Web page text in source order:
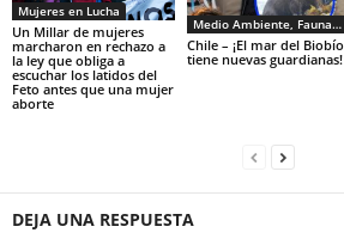
Mujeres en Lucha
Un Millar de mujeres
marcharon en rechazo a
la ley que obliga a
escuchar los latidos del
Feto antes que una mujer
aborte
Medio Ambiente, Fauna y Sociedad
Chile – ¡El mar del Biobío
tiene nuevas guardianas!
DEJA UNA RESPUESTA